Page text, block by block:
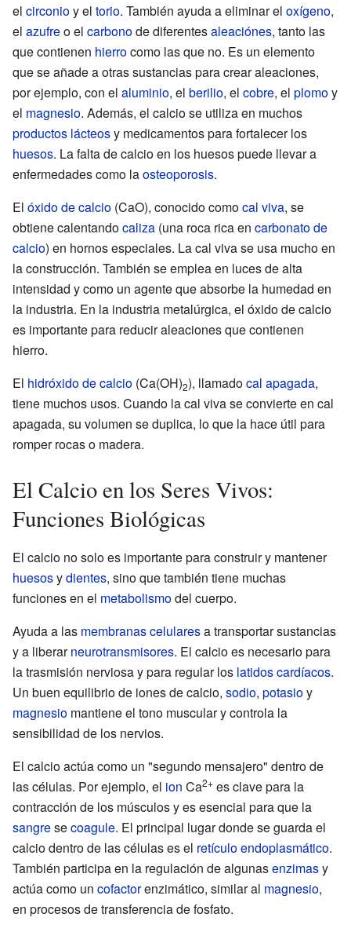
el circonioy el torio. También ayuda a eliminar el oxígeno,
el azufreo el carbonode diferentesaleaciónes, tanto las
que contienen hierrocomo las que no. Es un elemento
que se añade a otras sustancias para crear aleaciones,
por ejemplo, con el aluminio, el berilio, el cobre, el plomoy
el magnesio. Además, el calcio se utiliza en muchos
productos lácteosy medicamentos para fortalecer los
huesos. La falta de calcio en los huesos puede llevar a
enfermedades como laosteoporosis.
El óxido de calcio (CaO), conocido comocal viva, se
obtiene calentandocaliza (una roca rica en carbonato de
calcio) en hornos especiales. La cal viva se usa mucho en
la construcción. También se emplea en luces de alta
intensidad y como un agente que absorbe la humedad en
la industria. En la industria metalúrgica, el óxido de calcio
es importante para reducir aleaciones que contienen
hierro.
El hidróxido de calcio (Ca(OH)2), llamadocal apagada,
tiene muchos usos. Cuando la cal viva se convierte en cal
apagada, su volumen se duplica, lo que la hace útil para
romper rocas o madera.
El Calcio en los Seres Vivos:
Funciones Biológicas
El calcio no solo es importante para construir y mantener
huesosydientes, sino que también tiene muchas
funciones en el metabolismodel cuerpo.
Ayuda a las membranas celularesa transportar sustancias
y a liberarneurotransmisores. El calcio es necesario para
la trasmisión nerviosa y para regular los latidos cardíacos.
Un buen equilibrio de iones de calcio, sodio, potasioy
magnesio mantiene el tono muscular y controla la
sensibilidad de los nervios.
El calcio actúa como un "segundo mensajero" dentro de
las células. Por ejemplo, el ion Ca2+ es clave para la
contracción de los músculos y es esencial para que la
sangresecoagule. El principal lugar donde se guarda el
calcio dentro de las células es el retículo endoplasmático.
También participa en la regulación de algunasenzimasy
actúa como un cofactorenzimático, similar al magnesio,
en procesos de transferencia de fosfato.